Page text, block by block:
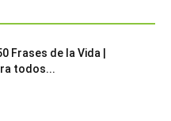
Frases de la Vida |
todos...